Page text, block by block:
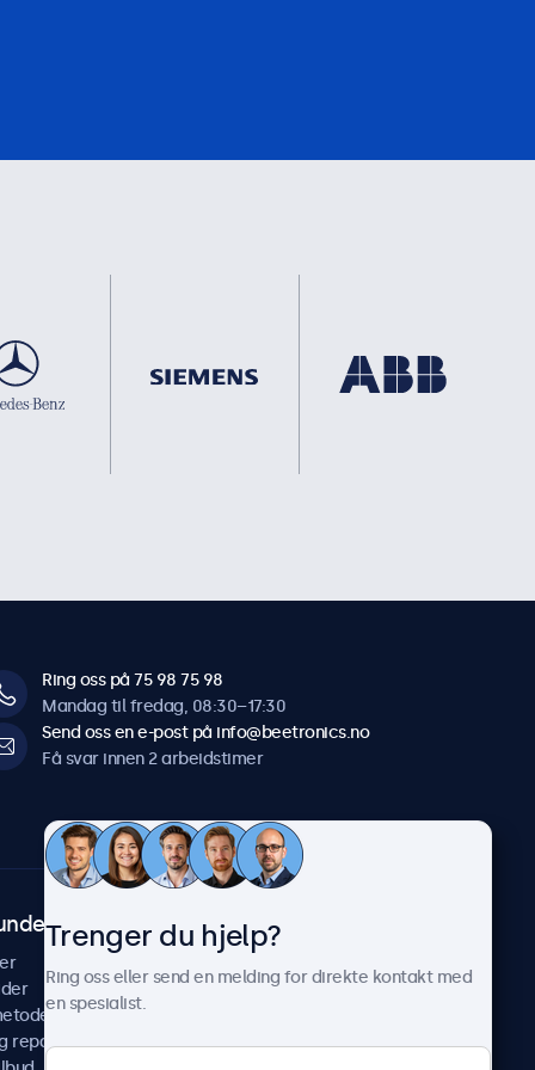
Ring oss på 75 98 75 98
Mandag til fredag, 08:30–17:30
Send oss en e-post på info@beetronics.no
Få svar innen 2 arbeidstimer
reparer
Om Beetronics
Nyheter & oppdateringer
Jobb med oss
Trenger du hjelp?
Ring oss eller send en melding for direkte kontakt med
en spesialist.